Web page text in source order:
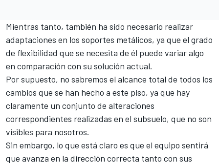
Mientras tanto, también ha sido necesario realizar
adaptaciones en los soportes metálicos, ya que el grado
de flexibilidad que se necesita de él puede variar algo
en comparación con su solución actual.
Por supuesto, no sabremos el alcance total de todos los
cambios que se han hecho a este piso, ya que hay
claramente un conjunto de alteraciones
correspondientes realizadas en el subsuelo, que no son
visibles para nosotros.
Sin embargo, lo que está claro es que el equipo sentirá
que avanza en la dirección correcta tanto con sus